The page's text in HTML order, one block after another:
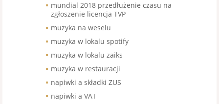
mundial 2018 przedłużenie czasu na
zgłoszenie licencja TVP
muzyka na weselu
muzyka w lokalu spotify
muzyka w lokalu zaiks
muzyka w restauracji
napiwki a składki ZUS
napiwki a VAT